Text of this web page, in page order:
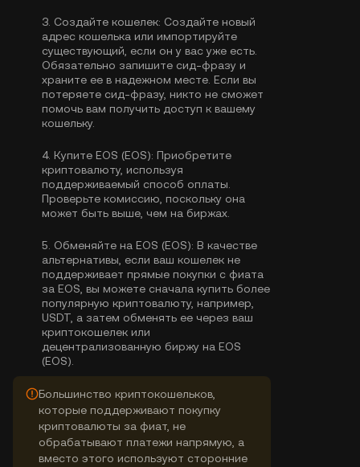
3. Создайте кошелек: Создайте новый
адрес кошелька или импортируйте
существующий, если он у вас уже есть.
Обязательно запишите сид-фразу и
храните ее в надежном месте. Если вы
потеряете сид-фразу, никто не сможет
помочь вам получить доступ к вашему
кошельку.
4. Купите EOS (EOS): Приобретите
криптовалюту, используя
поддерживаемый способ оплаты.
Проверьте комиссию, поскольку она
может быть выше, чем на биржах.
5. Обменяйте на EOS (EOS): В качестве
альтернативы, если ваш кошелек не
поддерживает прямые покупки с фиата
за EOS, вы можете сначала купить более
популярную криптовалюту, например,
USDT, а затем обменять ее через ваш
криптокошелек или
децентрализованную биржу на EOS
(EOS).
Большинство криптокошельков,
которые поддерживают покупку
криптовалюты за фиат, не
обрабатывают платежи напрямую, а
вместо этого используют сторонние